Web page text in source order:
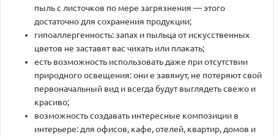
пыль с листочков по мере загрязнения — этого
достаточно для сохранения продукции;
гипоаллергенность: запах и пыльца от искусственных
цветов не заставят вас чихать или плакать;
есть возможность использовать даже при отсутствии
природного освещения: они е завянут, не потеряют свой
первоначальный вид и всегда будут выглядеть свежо и
красиво;
возможность создавать интересные композиции в
интерьере: для офисов, кафе, отелей, квартир, домов и